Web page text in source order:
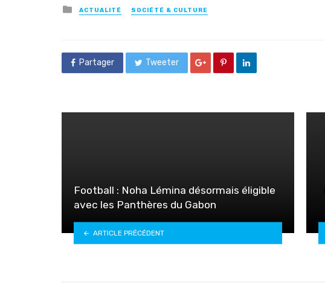
Posted
in
ACTUALITÉ SOCIÉTÉ & CULTURE
Partager Tweeter
Football : Noha Lémina désormais éligible
avec les Panthères du Gabon
ARTICLE PRÉCÉDENT